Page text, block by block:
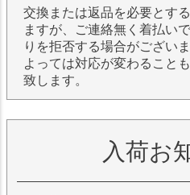
交換または返品を必要とす
ますが、ご連絡無く着払い
りを拒否する場合がござい
よっては対応が変わること
致します。
入荷お